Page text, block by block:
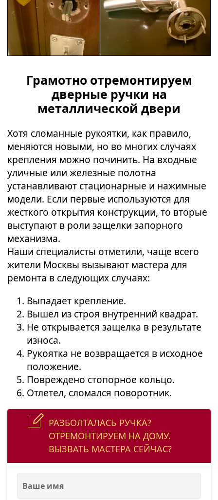
Грамотно отремонтируем
дверные ручки на
металлической двери
Хотя сломанные рукоятки, как правило,
меняются новыми, но во многих случаях
крепления можно починить. На входные
уличные или железные полотна
устанавливают стационарные и нажимные
модели. Если первые используются для
жесткого открытия конструкции, то вторые
выступают в роли защелки запорного
механизма.
Наши специалисты отметили, чаще всего
жители Москвы вызывают мастера для
ремонта в следующих случаях:
Выпадает крепление.
Вышел из строя внутренний квадрат.
Не открывается защелка в результате
износа.
Рукоятка не возвращается в исходное
положение.
Повреждено стопорное кольцо.
Отлетел, сломался поворотник.
РАЗБОЛТАЛАСЬ РУЧКА?
ОТРЕМОНТИРУЕМ НА ДОМУ.
ВЫЗВАТЬ МАСТЕРА СЕЙЧАС?